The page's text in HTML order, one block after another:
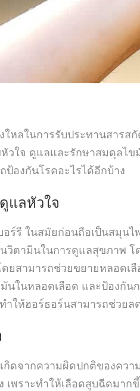
หลในการรับประทานสารส
หัวใจ ดูแลและรักษาสมดุลไ
องกันโรคอะไรได้อีกบ้าง
ดูแลหัวใจ
อร์รี ในสมัยก่อนถือเป็นสมุ
วิตามินในการดูแลสุขภาพ
ยสามารถช่วยขยายหลอดเ
ในหลอดเลือด และป้องกัน
ำให้ฮอร์ธอร์นสามารถช่วย
กิดจากความผิดปกติของคว
เพราะทำให้เลือดสูบฉีดมา